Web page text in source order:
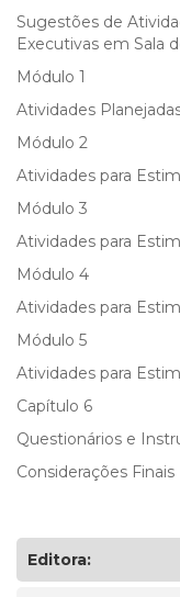
Sugestões de
Executivas em Sala
Módulo 1
Atividades
Módulo 2
Atividades para
Módulo 3
Atividades para
Módulo 4
Atividades para
Módulo 5
Atividades para
Capítulo 6
Questionários e
Considerações Finais
Editora: